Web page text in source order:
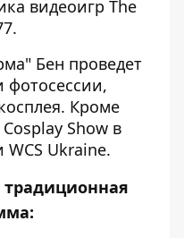
видеоигр The
Бен проведет
фотосессии,
Кроме
Show в
Ukraine.